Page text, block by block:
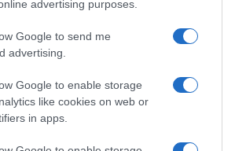
advertising purposes.
Google to send me
advertising.
Google to enable storage
like cookies on web or
in apps.
RicetteInTv.com nasce dall'idea di
culinarie di chef navigati e cuochi
gli studi televisivi alle cucine di